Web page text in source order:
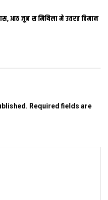
आठ जून स मिथिला मे उतरत विमान
Required fields are